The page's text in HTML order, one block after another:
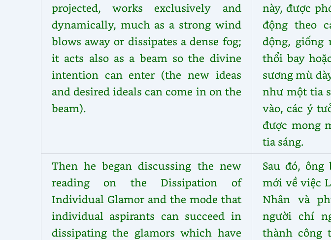
projected, works exclusively and
dynamically, much as a strong wind
blows away or dissipates a dense fog;
it acts also as a beam so the divine
intention can enter (the new ideas
and desired ideals can come in on the
beam).
này, được
động theo
động, giống
thổi bay
sương mù
như một tia
vào, các ý
được mong
tia sáng.
Then he began discussing the new
reading on the Dissipation of
Individual Glamor and the mode that
individual aspirants can succeed in
dissipating the glamors which have
Sau đó,
mới về việc
Nhân và
người chí
thành công